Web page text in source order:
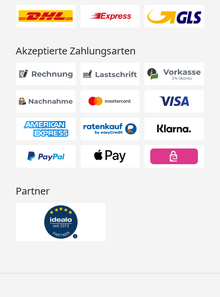
Akzeptierte Zahlungsarten
Partner